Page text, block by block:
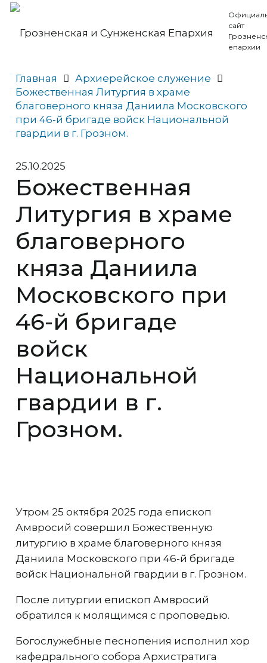
сайт
епархии
Главная
Архиерейское служение
Божественная Литургия в храме
благоверного княза Даниила Московского
при 46-й бригаде войск Национальной
гвардии в г. Грозном.
25.10.2025
Божественная
Литургия в храме
благоверного
княза Даниила
Московского при
46-й бригаде
войск
Национальной
гвардии в г.
Грозном.
Утром 25 октября 2025 года епископ
Амвросий совершил Божественную
литургию в храме благоверного князя
Даниила Московского при 46-й бригаде
войск Национальной гвардии в г. Грозном.
После литургии епископ Амвросий
обратился к молящимся с проповедью.
Богослужебные песнопения исполнил хор
кафедрального собора Архистратига